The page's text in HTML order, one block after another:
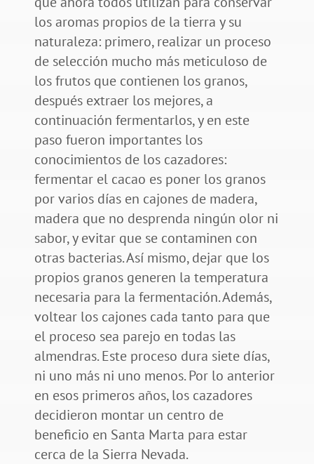
los aromas propios de la tierra y su
naturaleza: primero, realizar un proceso
de selección mucho más meticuloso de
los frutos que contienen los granos,
después extraer los mejores, a
continuación fermentarlos, y en este
paso fueron importantes los
conocimientos de los cazadores:
fermentar el cacao es poner los granos
por varios días en cajones de madera,
madera que no desprenda ningún olor ni
sabor, y evitar que se contaminen con
otras bacterias. Así mismo, dejar que los
propios granos generen la temperatura
necesaria para la fermentación. Además,
voltear los cajones cada tanto para que
el proceso sea parejo en todas las
almendras. Este proceso dura siete días,
ni uno más ni uno menos. Por lo anterior
en esos primeros años, los cazadores
decidieron montar un centro de
beneficio en Santa Marta para estar
cerca de la Sierra Nevada.